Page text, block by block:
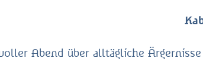
Abend über alltägliche